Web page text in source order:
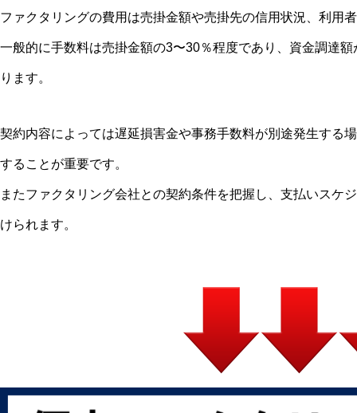
ファクタリングの費用は売掛金額や売掛先の信用状況、利用
一般的に手数料は売掛金額の3〜30％程度であり、資金調達
ります。
契約内容によっては遅延損害金や事務手数料が別途発生する
することが重要です。
またファクタリング会社との契約条件を把握し、支払いスケ
けられます。